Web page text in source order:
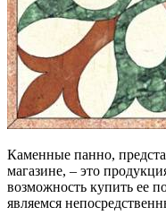
Каменные панно,
магазине, – это
возможность купить ее
являемся